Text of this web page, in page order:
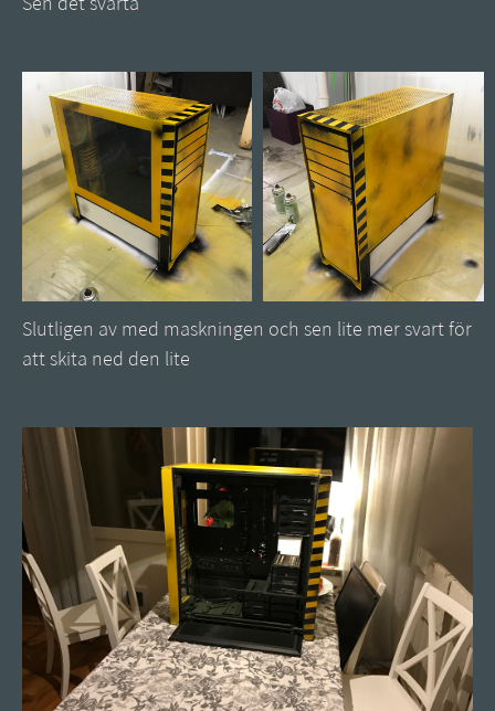
Sen det svarta
Slutligen av med maskningen och sen lite mer svart för
att skita ned den lite